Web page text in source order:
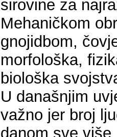
sirovine za
Mehaničkom
gnojidbom,
morfološka,
biološka
U današnjim
važno jer broj
danom sve